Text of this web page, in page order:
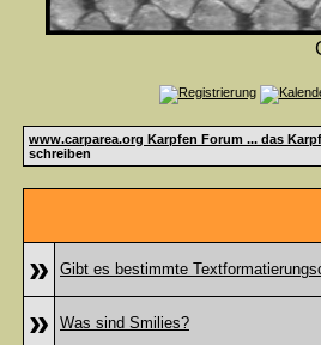
www.carparea.org Karpfen Forum ... das
schreiben
»
Gibt es bestimmte
» Was sind Smilies?